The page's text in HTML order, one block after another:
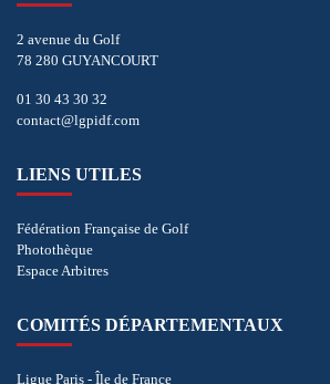
2 avenue du Golf
78 280 GUYANCOURT
01 30 43 30 32
contact@lgpidf.com
LIENS UTILES
Fédération Française de Golf
Photothèque
Espace Arbitres
COMITÉS DÉPARTEMENTAUX
Ligue Paris - Île de France